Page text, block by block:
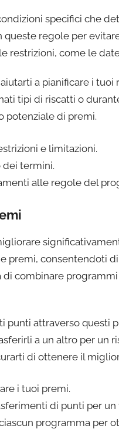
specifici che
queste regole per
restrizioni, come le
a pianificare i
tipi di riscatti o
potenziale di premi.
e limitazioni.
dei termini.
alle regole del
premi, consentendoti
combinare
punti attraverso questi
a un altro per un
di ottenere il
i tuoi premi.
di punti per
programma per